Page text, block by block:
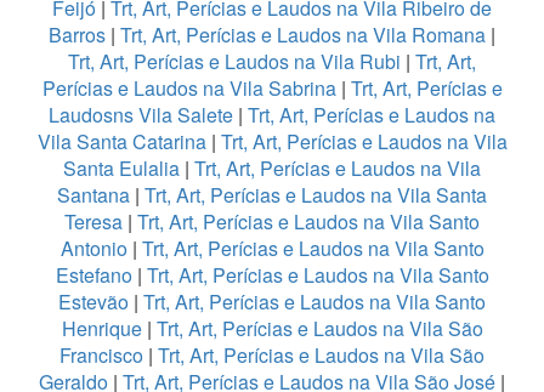
Feijó | Trt, Art, Perícias e Laudos na Vila Ribeiro de
Barros | Trt, Art, Perícias e Laudos na Vila Romana |
Trt, Art, Perícias e Laudos na Vila Rubi | Trt, Art,
Perícias e Laudos na Vila Sabrina| Trt, Art, Perícias e
Laudosns Vila Salete | Trt, Art, Perícias e Laudos na
Vila Santa Catarina| Trt, Art, Perícias e Laudos na Vila
Santa Eulalia | Trt, Art, Perícias e Laudos na Vila
Santana | Trt, Art, Perícias e Laudos na Vila Santa
Teresa | Trt, Art, Perícias e Laudos na Vila Santo
Antonio| Trt, Art, Perícias e Laudos na Vila Santo
Estefano| Trt, Art, Perícias e Laudos na Vila Santo
Estevão | Trt, Art, Perícias e Laudos na Vila Santo
Henrique| Trt, Art, Perícias e Laudos na Vila São
Francisco | Trt, Art, Perícias e Laudos na Vila São
Geraldo | Trt, Art, Perícias e Laudos na Vila São José |